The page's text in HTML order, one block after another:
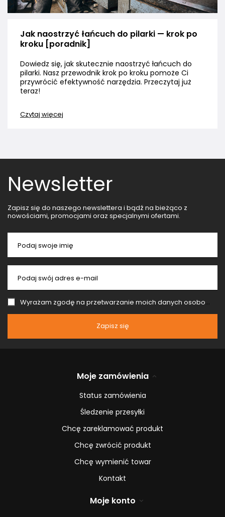
Jak naostrzyć łańcuch do pilarki — krok po
kroku [poradnik]
Dowiedz się, jak skutecznie naostrzyć łańcuch do
pilarki. Nasz przewodnik krok po kroku pomoże Ci
przywrócić efektywność narzędzia. Przeczytaj już
teraz!
Czytaj więcej
Newsletter
Zapisz się do naszego newslettera i bądź na bieżąco z
nowościami, promocjami oraz specjalnymi ofertami.
Podaj swoje imię
Podaj swój adres e-mail
Wyrażam zgodę na przetwarzanie moich danych osobowych (adres e-mail) na potrzeby wysyłki newslettera z informacją handlową (marketing). Więcej w
Zapisz się
Moje zamówienia
Status zamówienia
Śledzenie przesyłki
Chcę zareklamować produkt
Chcę zwrócić produkt
Chcę wymienić towar
Kontakt
Moje konto